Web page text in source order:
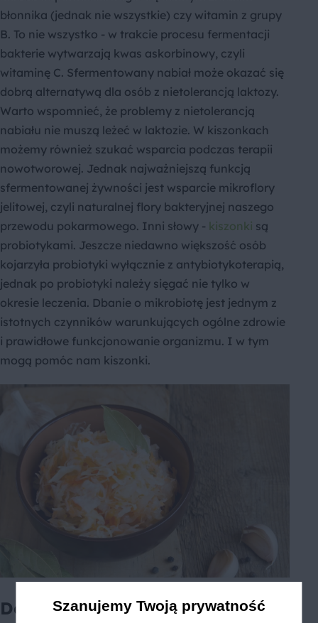
błonnika (jednak nie wszystkie) czy witamin z grupy
B. To nie wszystko - w trakcie procesu fermentacji
bakterie wytwarzają kwas askorbinowy, czyli
witaminę C. Sfermentowany nabiał może okazać się
dobrą alternatywą dla osób z nietolerancją laktozy.
Warto wspomnieć, że problemy z nietolerancją
nabiału nie muszą leżeć w laktozie. W kiszonkach
możemy również szukać wsparcia podczas terapii
nowotworowej. Jednak najważniejszą funkcją
sfermentowanej żywności jest wsparcie mikroflory
jelitowej, czyli naturalnej flory bakteryjnej naszego
przewodu pokarmowego. Inni słowy - kiszonki są
probiotykami. Jeszcze niedawno większość osób
kojarzyła probiotyki wyłącznie z antybiotykoterapią,
jednak po probiotyki należy sięgać nie tylko w
okresie leczenia. Dbanie o mikrobiotę jest jednym z
istotnych czynników warunkujących ogólne zdrowie
i prawidłowe funkcjonowanie organizmu. I w tym
mogą pomóc nam kiszonki.
Dodatkowe korzyści
Szanujemy Twoją prywatność